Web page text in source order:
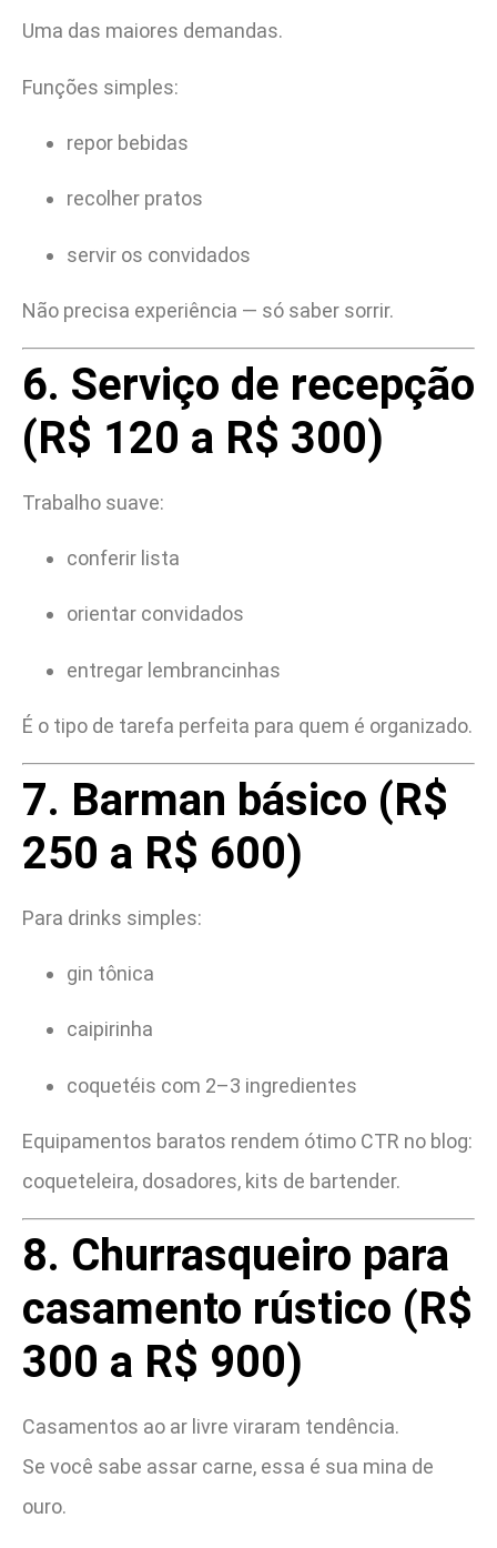
Uma das maiores demandas.
Funções simples:
repor bebidas
recolher pratos
servir os convidados
Não precisa experiência — só saber sorrir.
6. Serviço de recepção
(R$ 120 a R$ 300)
Trabalho suave:
conferir lista
orientar convidados
entregar lembrancinhas
É o tipo de tarefa perfeita para quem é organizado.
7. Barman básico (R$
250 a R$ 600)
Para drinks simples:
gin tônica
caipirinha
coquetéis com 2–3 ingredientes
Equipamentos baratos rendem ótimo CTR no blog:
coqueteleira, dosadores, kits de bartender.
8. Churrasqueiro para
casamento rústico (R$
300 a R$ 900)
Casamentos ao ar livre viraram tendência.
Se você sabe assar carne, essa é sua mina de
ouro.